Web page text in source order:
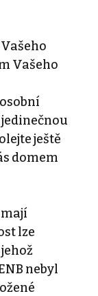
Vašeho
ještě
domem
lze
nebyl